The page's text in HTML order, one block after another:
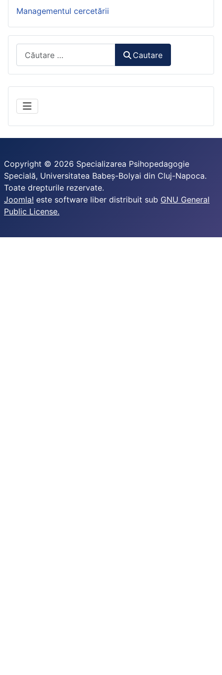
Managementul cercetării
Cautare
Copyright © 2026 Specializarea Psihopedagogie
Specială, Universitatea Babeș-Bolyai din Cluj-Napoca.
Toate drepturile rezervate.
Joomla! este software liber distribuit sub GNU General
Public License.